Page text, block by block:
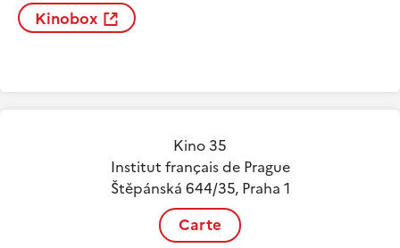
Kinobox
Kino 35
Institut français de Prague
Štěpánská 644/35, Praha 1
Carte